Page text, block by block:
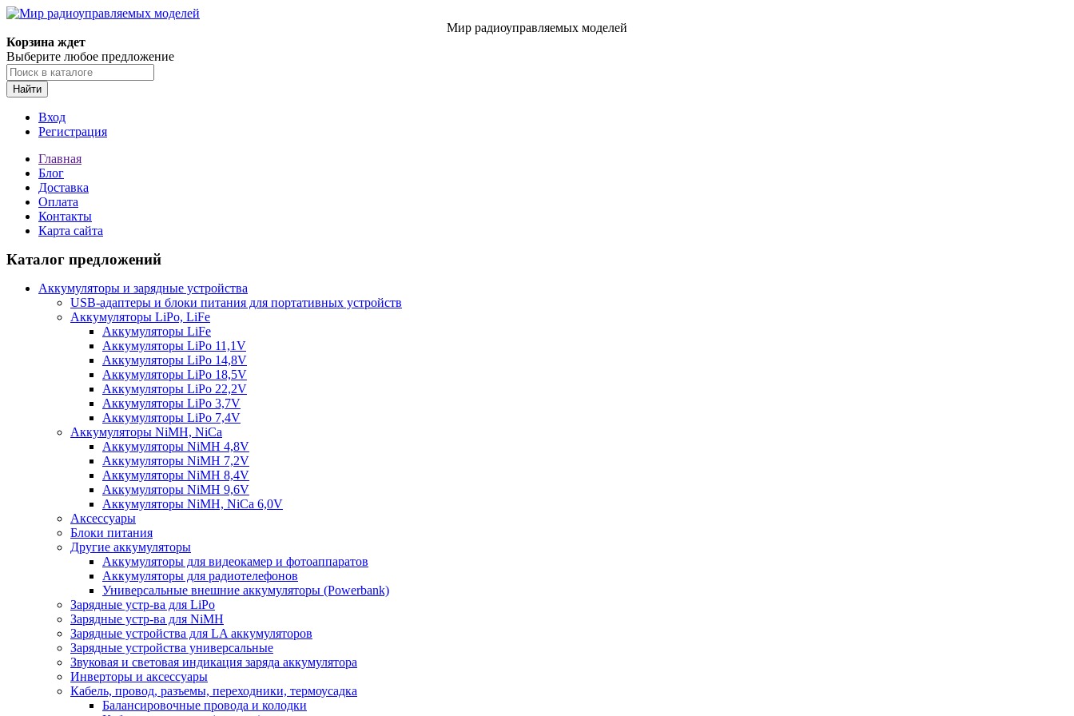
Мир радиоуправляемых моделей
Корзина ждет
Выберите любое предложение
Найти
Вход
Регистрация
Главная
Блог
Доставка
Оплата
Контакты
Карта сайта
Каталог предложений
Аккумуляторы и зарядные устройства
USB-адаптеры и блоки питания для портативных устройств
Аккумуляторы LiPo, LiFe
Аккумуляторы LiFe
Аккумуляторы LiPo 11,1V
Аккумуляторы LiPo 14,8V
Аккумуляторы LiPo 18,5V
Аккумуляторы LiPo 22,2V
Аккумуляторы LiPo 3,7V
Аккумуляторы LiPo 7,4V
Аккумуляторы NiMH, NiCa
Аккумуляторы NiMH 4,8V
Аккумуляторы NiMH 7,2V
Аккумуляторы NiMH 8,4V
Аккумуляторы NiMH 9,6V
Аккумуляторы NiMH, NiCa 6,0V
Аксессуары
Блоки питания
Другие аккумуляторы
Аккумуляторы для видеокамер и фотоаппаратов
Аккумуляторы для радиотелефонов
Универсальные внешние аккумуляторы (Powerbank)
Зарядные устр-ва для LiPo
Зарядные устр-ва для NiMH
Зарядные устройства для LA аккумуляторов
Зарядные устройства универсальные
Звуковая и световая индикация заряда аккумулятора
Инверторы и аксессуары
Кабель, провод, разъемы, переходники, термоусадка
Балансировочные провода и колодки